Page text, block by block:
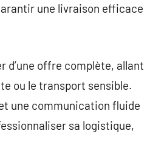
une livraison efficace
d’une offre complète, allant
ou le transport sensible.
une communication fluide
sa logistique,